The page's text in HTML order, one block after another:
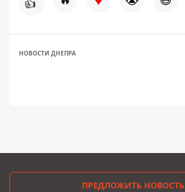
👍
НОВОСТИ ДНЕПРА
ПРЕДЛОЖИТЬ НОВОСТЬ